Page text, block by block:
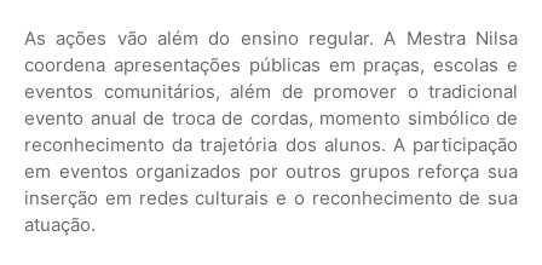
As ações vão além do ensino regular. A Mestra Nilsa
coordena apresentações públicas em praças, escolas e
eventos comunitários, além de promover o tradicional
evento anual de troca de cordas, momento simbólico de
reconhecimento da trajetória dos alunos. A participação
em eventos organizados por outros grupos reforça sua
inserção em redes culturais e o reconhecimento de sua
atuação.